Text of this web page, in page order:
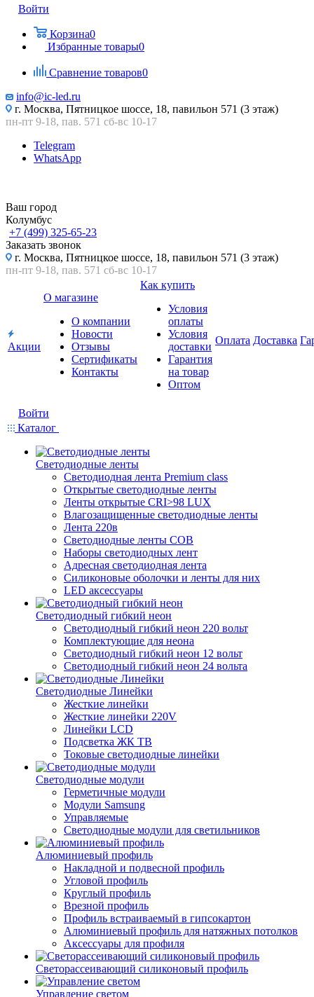
Войти
Корзина0
Избранные товары0
Сравнение товаров0
info@ic-led.ru
г. Москва, Пятницкое шоссе, 18, павильон 571 (3 этаж)
пн-пт 9-18, пав. 571 сб-вс 10-17
Telegram
WhatsApp
Ваш город
Колумбус
+7 (499) 325-65-23
Заказать звонок
г. Москва, Пятницкое шоссе, 18, павильон 571 (3 этаж)
пн-пт 9-18, пав. 571 сб-вс 10-17
Акции
О магазине
О компании
Новости
Отзывы
Сертификаты
Контакты
Как купить
Условия
оплаты
Условия
доставки
Гарантия
на товар
Оптом
Оплата Доставка
Войти
Каталог
Светодиодные ленты
Светодиодная лента Premium class
Открытые светодиодные ленты
Ленты открытые CRI>98 LUX
Влагозащищенные светодиодные ленты
Лента 220в
Светодиодные ленты COB
Наборы светодиодных лент
Адресная светодиодная лента
Силиконовые оболочки и ленты для них
LED аксессуары
Светодиодный гибкий неон
Светодиодный гибкий неон 220 вольт
Комплектующие для неона
Светодиодный гибкий неон 12 вольт
Светодиодный гибкий неон 24 вольта
Светодиодные Линейки
Жесткие линейки
Жесткие линейки 220V
Линейки LCD
Подсветка ЖК ТВ
Токовые светодиодные линейки
Светодиодные модули
Герметичные модули
Модули Samsung
Управляемые
Светодиодные модули для светильников
Алюминиевый профиль
Накладной и подвесной профиль
Угловой профиль
Круглый профиль
Врезной профиль
Профиль встраиваемый в гипсокартон
Алюминиевый профиль для натяжных потолков
Аксессуары для профиля
Светорассеивающий силиконовый профиль
Управление светом